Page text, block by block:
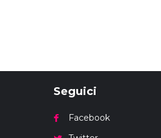
Seguici
Facebook